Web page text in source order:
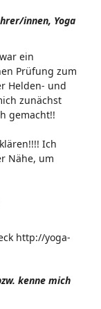
innen, Yoga
ein
Prüfung zum
Helden- und
zunächst
gemacht!!
Ich
Nähe, um
http://yoga-
kenne mich